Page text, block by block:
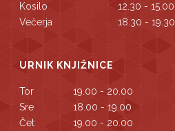
Kosilo
12.30 - 15.00
Večerja
18.30 - 19.30
URNIK KNJIŽNICE
Tor
19.00 - 20.00
Sre
18.00 - 19.00
Čet
19.00 - 20.00